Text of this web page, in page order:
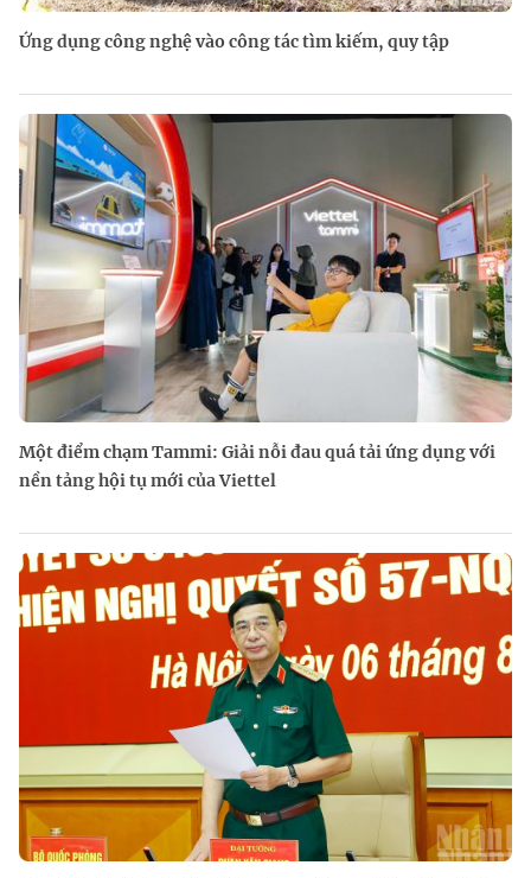
Ứng dụng công nghệ vào công tác tìm kiếm, quy tập
Một điểm chạm Tammi: Giải nỗi đau quá tải ứng dụng với
nền tảng hội tụ mới của Viettel